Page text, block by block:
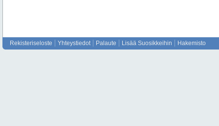
Rekisteriseloste Yhteystiedot Palaute Lisää Suosikkeihin Hakemisto